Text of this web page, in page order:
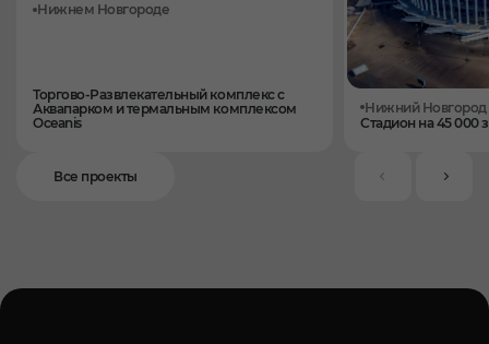
Все проекты
Нижнем Новгороде
Торгово-Развлекательный комплекс с
Аквапарком и термальным комплексом
Oceanis
Нижний Новгород
Стадион на 45 000